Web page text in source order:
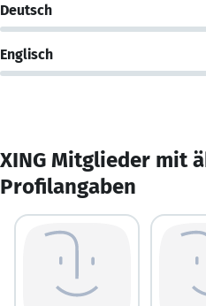
Deutsch
Englisch
XING Mitglieder mit
Profilangaben